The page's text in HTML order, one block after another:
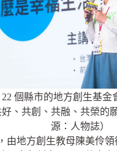
個縣市的地方創生基金
、共創、共融、共榮的
源：人物誌）
由地方創生教母陳美伶